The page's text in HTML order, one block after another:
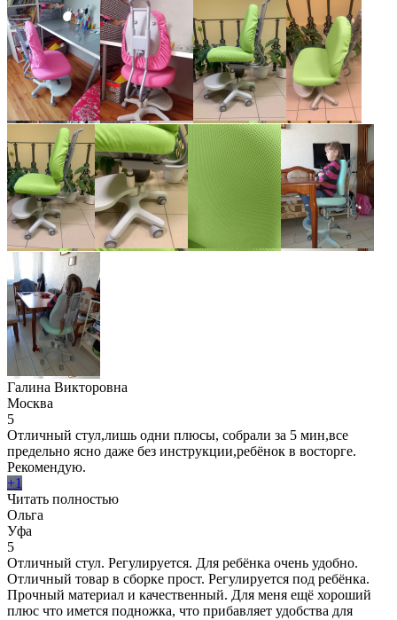
Галина Викторовна
Москва
5
Отличный стул,лишь одни плюсы, собрали за 5 мин,все
предельно ясно даже без инструкции,ребёнок в восторге.
Рекомендую.
+1
Читать полностью
Ольга
Уфа
5
Отличный стул. Регулируется. Для ребёнка очень удобно.
Отличный товар в сборке прост. Регулируется под ребёнка.
Прочный материал и качественный. Для меня ещё хороший
плюс что имется подножка, что прибавляет удобства для